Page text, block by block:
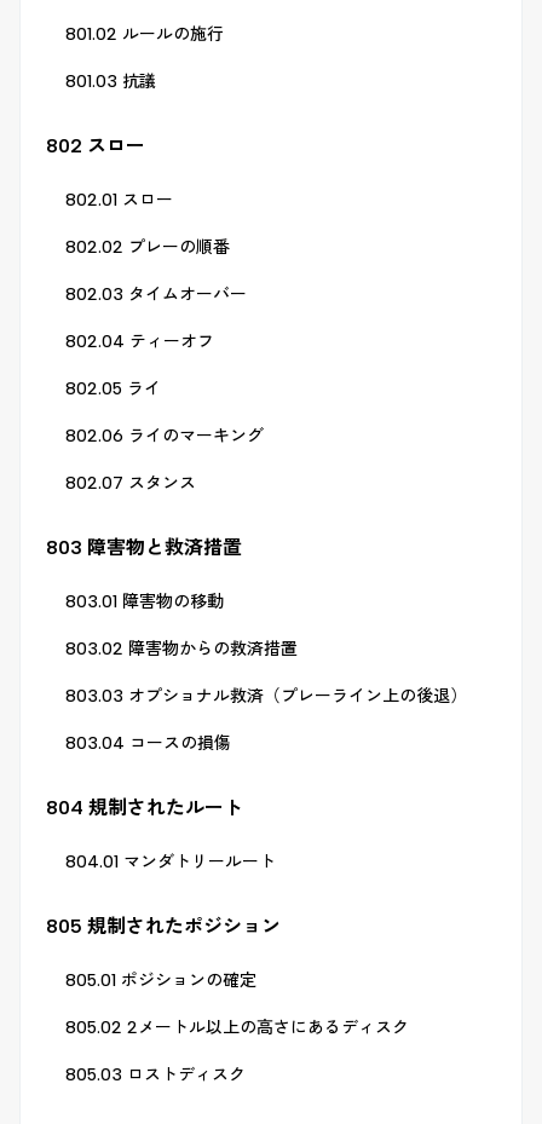
801.02 ルールの施行
801.03 抗議
802 スロー
802.01 スロー
802.02 プレーの順番
802.03 タイムオーバー
802.04 ティーオフ
802.05 ライ
802.06 ライのマーキング
802.07 スタンス
803 障害物と救済措置
803.01 障害物の移動
803.02 障害物からの救済措置
803.03 オプショナル救済（プレーライン上の後退）
803.04 コースの損傷
804 規制されたルート
804.01 マンダトリールート
805 規制されたポジション
805.01 ポジションの確定
805.02 2メートル以上の高さにあるディスク
805.03 ロストディスク